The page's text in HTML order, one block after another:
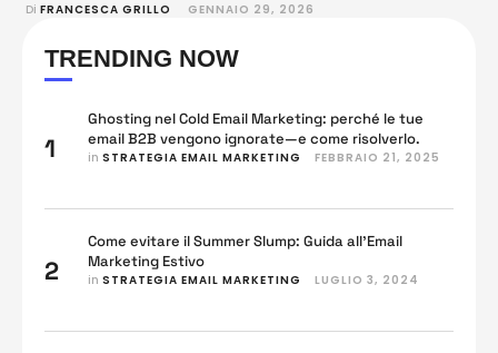
efficaci mostrano benefici concreti (meno costi, più margine,
Bancomail applica questa logica su database aggiornati
(115.000 update negli ultimi …
Di FRANCESCA GRILLO GENNAIO 29, 2026
TRENDING NOW
1
Ghosting nel Cold Email Marketing: perché le tue
email B2B vengono ignorate—e come risolverlo.
in STRATEGIA EMAIL MARKETING FEBBRAIO 21, 2025
2
Come evitare il Summer Slump: Guida all’Email
Marketing Estivo
in STRATEGIA EMAIL MARKETING LUGLIO 3, 2024